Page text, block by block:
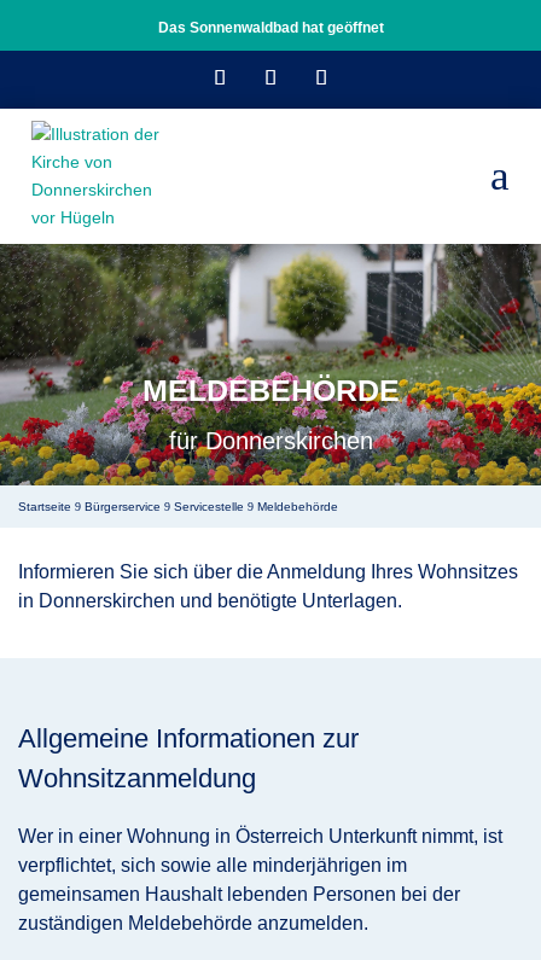
Das Sonnenwaldbad hat geöffnet
a
MELDEBEHÖRDE
für Donnerskirchen
Startseite 9 Bürgerservice 9 Servicestelle 9 Meldebehörde
Informieren Sie sich über die Anmeldung Ihres Wohnsitzes
in Donnerskirchen und benötigte Unterlagen.
Allgemeine Informationen zur
Wohnsitzanmeldung
Wer in einer Wohnung in Österreich Unterkunft nimmt, ist
verpflichtet, sich sowie alle minderjährigen im
gemeinsamen Haushalt lebenden Personen bei der
zuständigen Meldebehörde anzumelden.